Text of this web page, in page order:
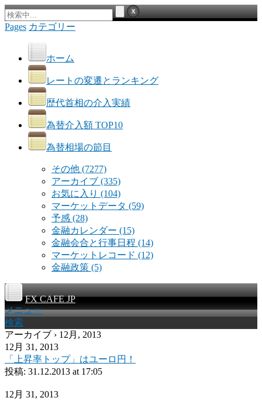
Pages カテゴリー
ホーム
レートの変遷とランキング
歴代首相の介入実績
為替介入額 TOP10
為替相場の節目
その他 (7277)
アーカイブ (335)
お気に入り (104)
マーケットデータ (59)
予感 (28)
金融カレンダー (15)
金融会合と行事日程 (14)
マーケットレコード (12)
金融政策 (5)
FX CAFE JP
メニュー
検索
アーカイブ › 12月, 2013
12月 31, 2013
「上昇率トップ」はユーロ円！
投稿: 31.12.2013 at 17:05
12月 31, 2013